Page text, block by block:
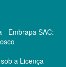
- Embrapa SAC:
a Licença